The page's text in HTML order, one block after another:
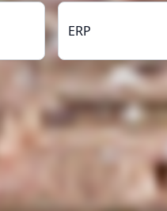
ERP